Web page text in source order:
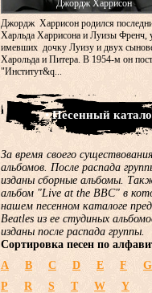
Джордж Харрисон
Джордж Харрисон родился
Харльда Харрисона и Луизы Френч,
имевших дочку Луизу и двух
Харольда и Питера. В 1954-м он
"Институт&q...
• Песенный
За время своего
альбомов. После распада
изданы сборные альбомы.
альбом "Live at the BBC" в
нашем песенном каталоге
Beatles из ее студиных
изданы после распада группы.
Сортировка песен по
A
B C D E F
G
P
R S T W Y